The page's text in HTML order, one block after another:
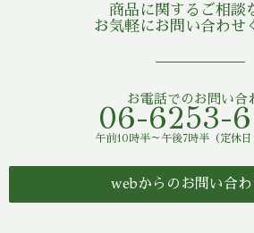
商品に関するご相談
お気軽にお問い合わせ
お電話でのお問い合
06-6253-
午前10時半～午後7時半（定休日
webからのお問い合